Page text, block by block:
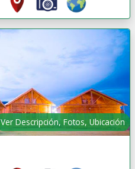
Ver Descripción, Fotos, Ubicación